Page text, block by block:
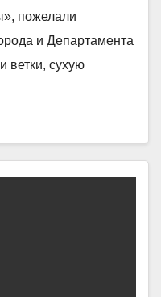
пожелали
и Департамента
ветки, сухую